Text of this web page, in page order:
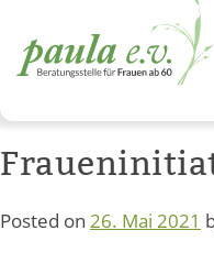
content
Posted on 26. Mai 2021